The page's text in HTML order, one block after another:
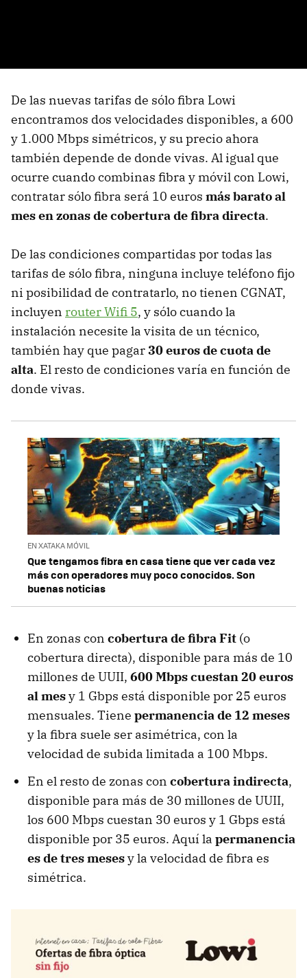
De las nuevas tarifas de sólo fibra Lowi
encontramos dos velocidades disponibles, a 600
y 1.000 Mbps simétricos, y su precio ahora
también depende de donde vivas. Al igual que
ocurre cuando combinas fibra y móvil con Lowi,
contratar sólo fibra será 10 euros más barato al
mes en zonas de cobertura de fibra directa.
De las condiciones compartidas por todas las
tarifas de sólo fibra, ninguna incluye teléfono fijo
ni posibilidad de contratarlo, no tienen CGNAT,
incluyen router Wifi 5, y sólo cuando la
instalación necesite la visita de un técnico,
también hay que pagar30 euros de cuota de
alta. El resto de condiciones varía en función de
donde vivas.
EN XATAKA MÓVIL
Que tengamos fibra en casa tiene que ver cada vez
más con operadores muy poco conocidos. Son
buenas noticias
En zonas con cobertura de fibra Fit (o
cobertura directa), disponible para más de 10
millones de UUII, 600 Mbps cuestan 20 euros
al mesy 1 Gbps está disponible por 25 euros
mensuales. Tiene permanencia de 12 meses
y la fibra suele ser asimétrica, con la
velocidad de subida limitada a 100 Mbps.
En el resto de zonas con cobertura indirecta,
disponible para más de 30 millones de UUII,
los 600 Mbps cuestan 30 euros y 1 Gbps está
disponible por 35 euros. Aquí la permanencia
es de tres mesesy la velocidad de fibra es
simétrica.